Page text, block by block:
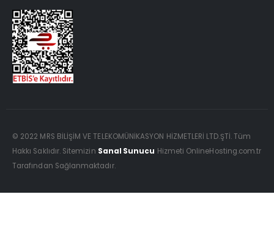
© 2022 MRS BİLİŞİM VE TELEKOMÜNİKASYON HİZMETLERİ LTD.ŞTİ. Tüm
Hakkı Saklıdır. Sitemizin Sanal Sunucu Hizmeti OnlineHosting.com.tr
Tarafından Sağlanmaktadır.